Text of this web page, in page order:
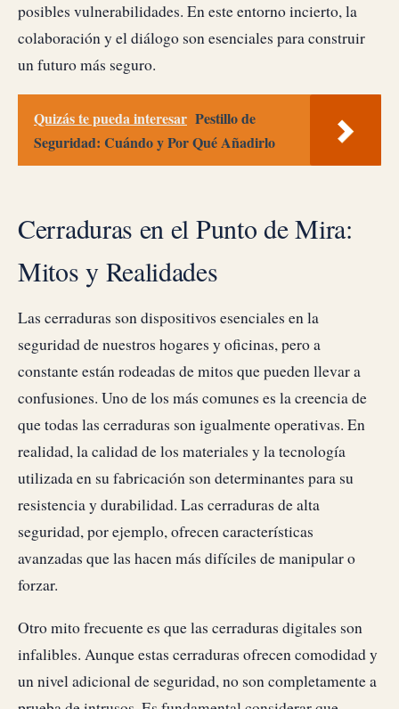
posibles vulnerabilidades. En este entorno incierto, la
colaboración y el diálogo son esenciales para construir
un futuro más seguro.
Quizás te pueda interesar Pestillo de
Seguridad: Cuándo y Por Qué Añadirlo
Cerraduras en el Punto de Mira:
Mitos y Realidades
Las cerraduras son dispositivos esenciales en la
seguridad de nuestros hogares y oficinas, pero a
constante están rodeadas de mitos que pueden llevar a
confusiones. Uno de los más comunes es la creencia de
que todas las cerraduras son igualmente operativas. En
realidad, la calidad de los materiales y la tecnología
utilizada en su fabricación son determinantes para su
resistencia y durabilidad. Las cerraduras de alta
seguridad, por ejemplo, ofrecen características
avanzadas que las hacen más difíciles de manipular o
forzar.
Otro mito frecuente es que las cerraduras digitales son
infalibles. Aunque estas cerraduras ofrecen comodidad y
un nivel adicional de seguridad, no son completamente a